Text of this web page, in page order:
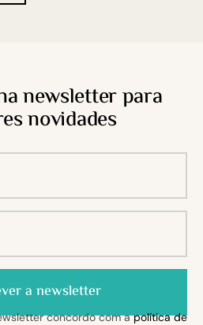
newsletter para
novidades
a newsletter
concordo com apolítica de